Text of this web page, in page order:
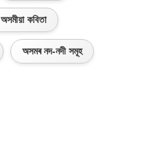
অসমীয়া কবিতা
অসমৰ নদ-নদী সমূহ